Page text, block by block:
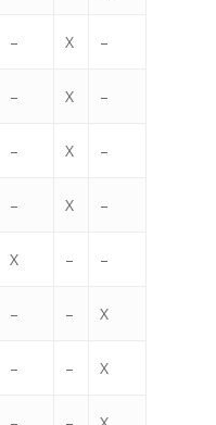
– X –
– X –
– X –
– X –
X – –
– – X
– – X